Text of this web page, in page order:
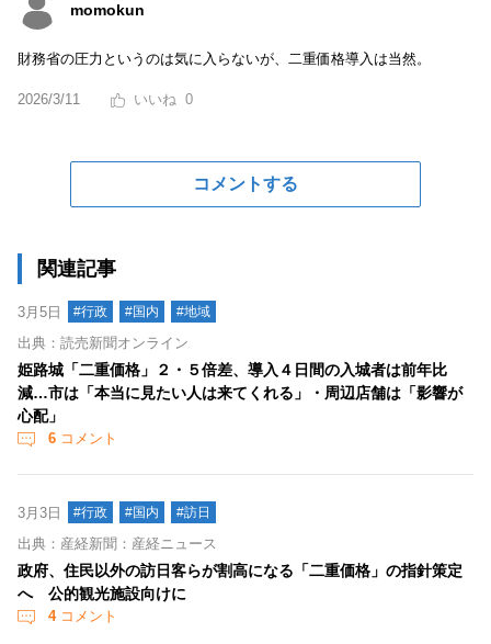
momokun
財務省の圧力というのは気に入らないが、二重価格導入は当然。
2026/3/11 0
コメントする
関連記事
3月5日 #行政 #国内 #地域
出典：読売新聞オンライン
姫路城「二重価格」２・５倍差、導入４日間の入城者は前年比
減…市は「本当に見たい人は来てくれる」・周辺店舗は「影響が
心配」
6 コメント
3月3日 #行政 #国内 #訪日
出典：産経新聞：産経ニュース
政府、住民以外の訪日客らが割高になる「二重価格」の指針策定
へ 公的観光施設向けに
4コメント